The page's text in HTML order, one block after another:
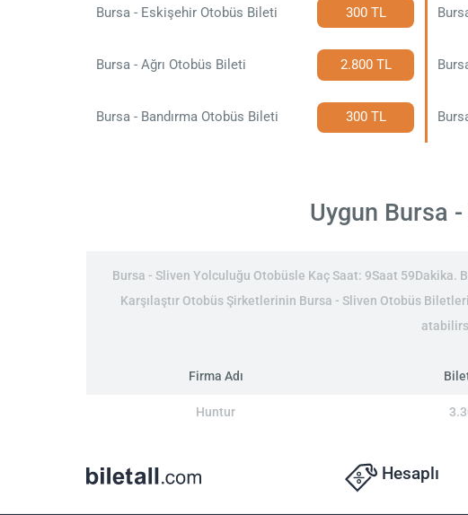
Bursa - Eskişehir Otobüs Bileti 300 TL
Bursa - Ağrı Otobüs Bileti 2.800 TL
Bursa - Bandırma Otobüs Bileti 300 TL
Uygun Bursa
Bursa - Sliven Yolculuğu Otobüsle Kaç Saat: 9Saat 59Dakika.
Karşılaştır Otobüs Şirketlerinin Bursa - Sliven Otobüs
Firma Adı
Huntur
Hesaplı